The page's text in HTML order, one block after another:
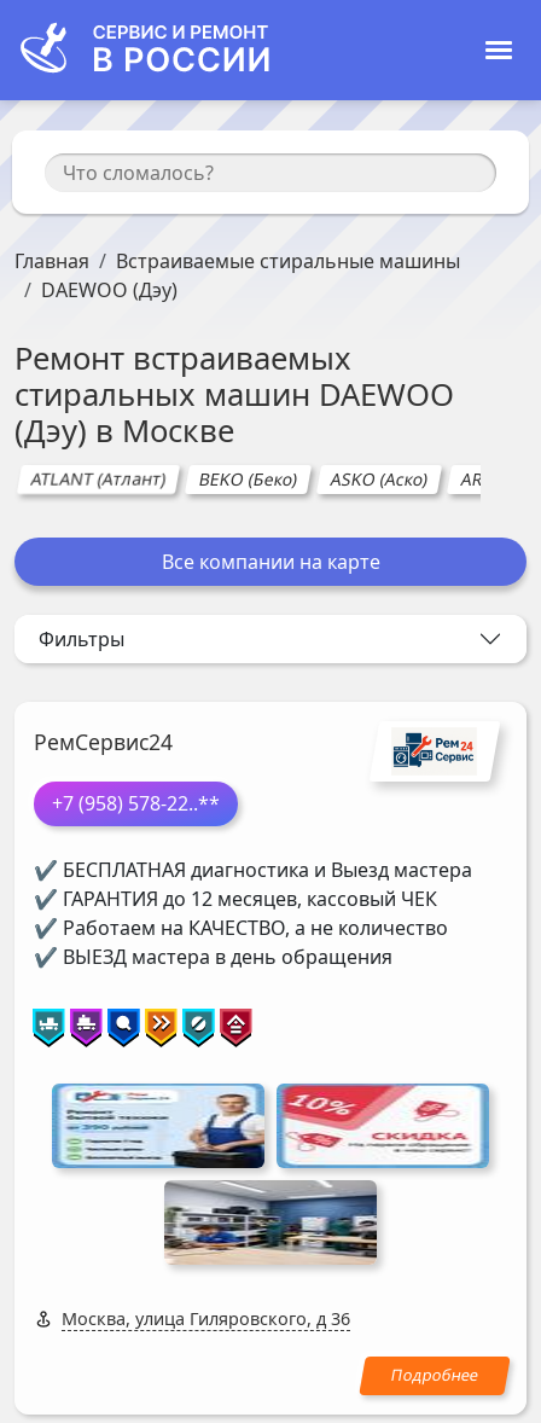
Главная
Встраиваемые стиральные машины
DAEWOO (Дэу)
Ремонт встраиваемых
стиральных машин DAEWOO
(Дэу) в Москве
ATLANT (Атлант) BEKO (Беко) ASKO (Аско) ARDO
Все компании на карте
Фильтры
РемСервис24
+7 (958) 578-22..**
✔ БЕСПЛАТНАЯ диагностика и Выезд мастера
✔ ГАРАНТИЯ до 12 месяцев, кассовый ЧЕК
✔ Работаем на КАЧЕСТВО, а не количество
✔ ВЫЕЗД мастера в день обращения
Москва, улица Гиляровского, д 36